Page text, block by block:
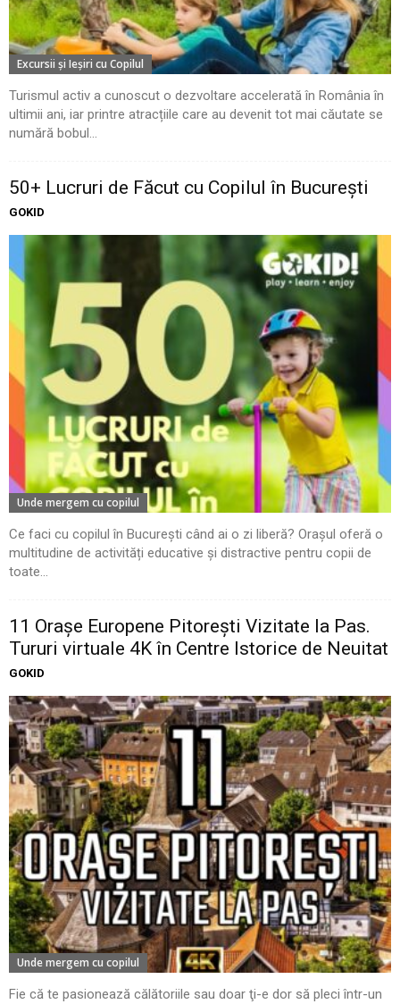
Excursii şi Ieşiri cu Copilul
Turismul activ a cunoscut o dezvoltare accelerată în România în
ultimii ani, iar printre atracțiile care au devenit tot mai căutate se
numără bobul...
50+ Lucruri de Făcut cu Copilul în București
GOKID
Unde mergem cu copilul
Ce faci cu copilul în București când ai o zi liberă? Orașul oferă o
multitudine de activități educative și distractive pentru copii de
toate...
11 Oraşe Europene Pitoreşti Vizitate la Pas.
Tururi virtuale 4K în Centre Istorice de Neuitat
GOKID
Unde mergem cu copilul
Fie că te pasionează călătoriile sau doar ţi-e dor să pleci într-un